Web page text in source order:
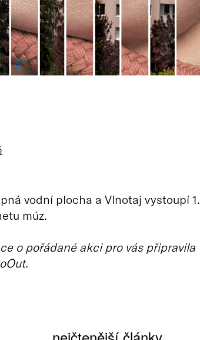
vodní plocha a Vlnotaj vystoupí 1.
múz.
o pořádané akci pro vás připravila